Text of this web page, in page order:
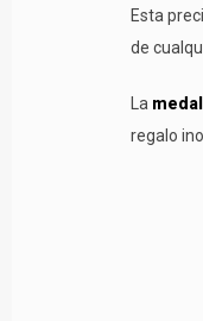
Esta
de
La
regalo